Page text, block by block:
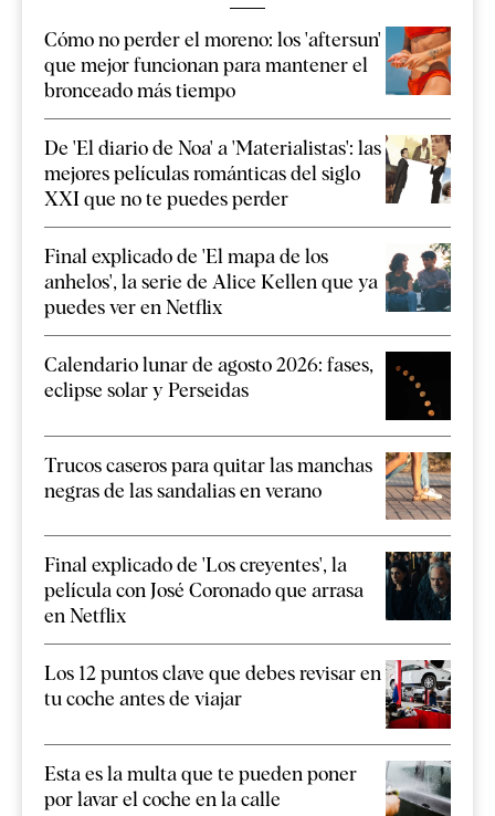
Cómo no perder el moreno: los 'aftersun'
que mejor funcionan para mantener el
bronceado más tiempo
De 'El diario de Noa' a 'Materialistas': las
mejores películas románticas del siglo
XXI que no te puedes perder
Final explicado de 'El mapa de los
anhelos', la serie de Alice Kellen que ya
puedes ver en Netflix
Calendario lunar de agosto 2026: fases,
eclipse solar y Perseidas
Trucos caseros para quitar las manchas
negras de las sandalias en verano
Final explicado de 'Los creyentes', la
película con José Coronado que arrasa
en Netflix
Los 12 puntos clave que debes revisar en
tu coche antes de viajar
Esta es la multa que te pueden poner
por lavar el coche en la calle